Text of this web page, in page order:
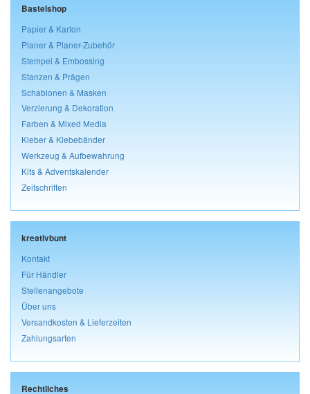
Bastelshop
Papier & Karton
Planer & Planer-Zubehör
Stempel & Embossing
Stanzen & Prägen
Schablonen & Masken
Verzierung & Dekoration
Farben & Mixed Media
Kleber & Klebebänder
Werkzeug & Aufbewahrung
Kits & Adventskalender
Zeitschriften
kreativbunt
Kontakt
Für Händler
Stellenangebote
Über uns
Versandkosten & Lieferzeiten
Zahlungsarten
Rechtliches